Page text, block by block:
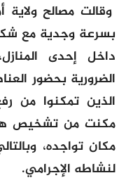
وقالت مصالح
بسرعة وجدية مع
داخل إحدى
الضرورية بحضور
الذين تمكنوا من
مكنت من تشخيص
مكان تواجده،
لنشاطه الإجرامي.